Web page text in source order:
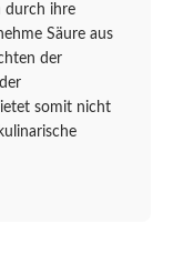
durch ihre
Säure aus
der
somit nicht